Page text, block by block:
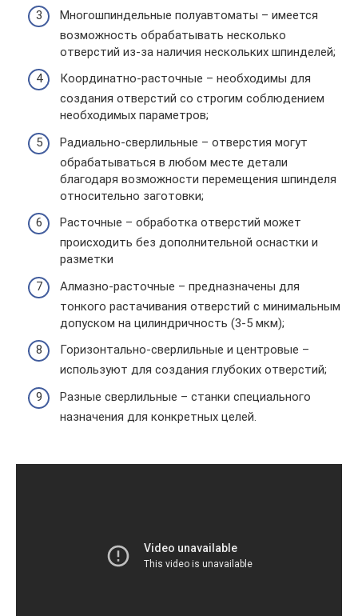
Многошпиндельные полуавтоматы – имеется
возможность обрабатывать несколько
отверстий из-за наличия нескольких шпинделей;
Координатно-расточные – необходимы для
создания отверстий со строгим соблюдением
необходимых параметров;
Радиально-сверлильные – отверстия могут
обрабатываться в любом месте детали
благодаря возможности перемещения шпинделя
относительно заготовки;
Расточные – обработка отверстий может
происходить без дополнительной оснастки и
разметки
Алмазно-расточные – предназначены для
тонкого растачивания отверстий с минимальным
допуском на цилиндричность (3-5 мкм);
Горизонтально-сверлильные и центровые –
используют для создания глубоких отверстий;
Разные сверлильные – станки специального
назначения для конкретных целей.